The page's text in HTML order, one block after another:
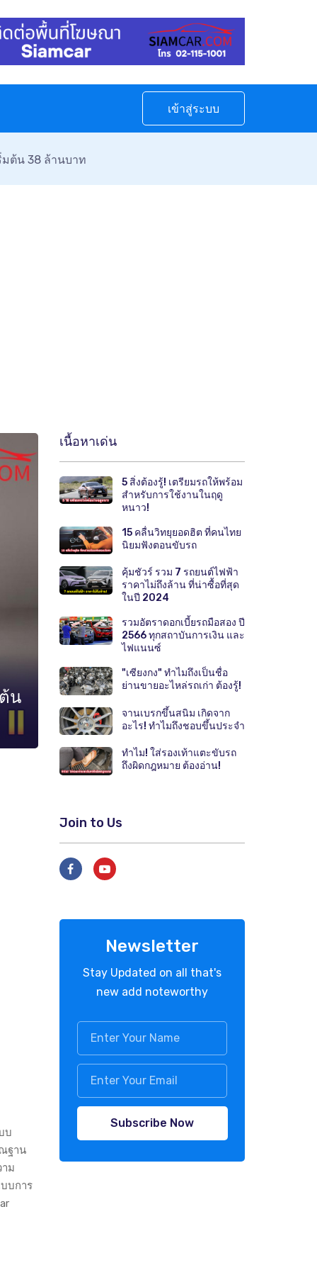
เข้าสู่ระบบ
มต้น 38 ล้านบาท
น
บ
ฐาน
ม
บการ
เนื้อหาเด่น
5 สิ่งต้องรู้! เตรียมรถให้พร้อม
สำหรับการใช้งานในฤดู
หนาว!
15 คลื่นวิทยุยอดฮิต ที่คนไทย
นิยมฟังตอนขับรถ
คุ้มชัวร์ รวม 7 รถยนต์ไฟฟ้า
ราคาไม่ถึงล้าน ที่น่าซื้อที่สุด
ในปี 2024
รวมอัตราดอกเบี้ยรถมือสอง ปี
2566 ทุกสถาบันการเงิน และ
ไฟแนนซ์
"เซียงกง" ทำไมถึงเป็นชื่อ
ย่านขายอะไหล่รถเก่า ต้องรู้!
จานเบรกขึ้นสนิม เกิดจาก
อะไร! ทำไมถึงชอบขึ้นประจำ
ทำไม! ใส่รองเท้าแตะขับรถ
ถึงผิดกฎหมาย ต้องอ่าน!
Join to Us
Newsletter
Stay Updated on all that's
new add noteworthy
Subscribe Now